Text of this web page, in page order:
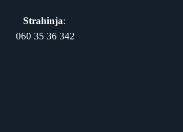
Strahinja:
060 35 36 342